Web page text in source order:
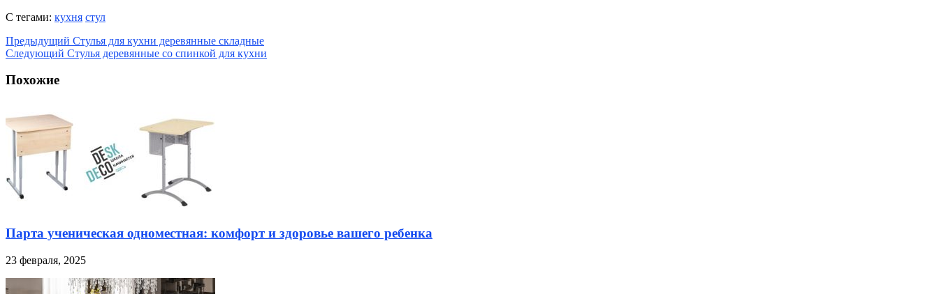
С тегами: кухня стул
Предыдущий Стулья для кухни деревянные складные
Следующий Стулья деревянные со спинкой для кухни
Похожие
Парта ученическая одноместная: комфорт и здоровье вашего ребенка
23 февраля, 2025